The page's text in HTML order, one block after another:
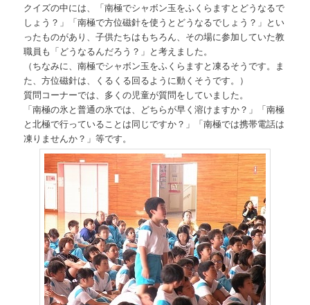
クイズの中には、「南極でシャボン玉をふくらますとどうなるで
しょう？」「南極で方位磁針を使うとどうなるでしょう？」とい
ったものがあり、子供たちはもちろん、その場に参加していた教
職員も「どうなるんだろう？」と考えました。
（ちなみに、南極でシャボン玉をふくらますと凍るそうです。ま
た、方位磁針は、くるくる回るように動くそうです。）
質問コーナーでは、多くの児童が質問をしていました。
「南極の氷と普通の氷では、どちらが早く溶けますか？」「南極
と北極で行っていることは同じですか？」「南極では携帯電話は
凍りませんか？」等です。